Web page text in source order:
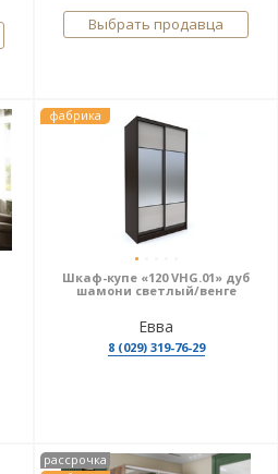
Выбрать продавца
фабрика
Шкаф-купе «120 VHG.01» дуб
шамони светлый/венге
Евва
8 (029) 319-76-29
рассрочка